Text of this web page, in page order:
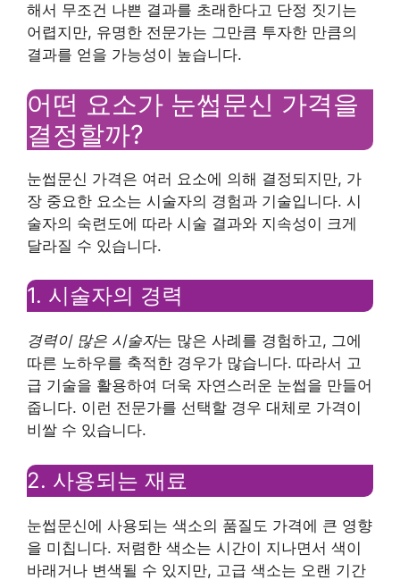
해서 무조건 나쁜 결과를 초래한다고 단정 짓기는
어렵지만, 유명한 전문가는 그만큼 투자한 만큼의
결과를 얻을 가능성이 높습니다.
어떤 요소가 눈썹문신 가격을
결정할까?
눈썹문신 가격은 여러 요소에 의해 결정되지만, 가
장 중요한 요소는 시술자의 경험과 기술입니다. 시
술자의 숙련도에 따라 시술 결과와 지속성이 크게
달라질 수 있습니다.
1. 시술자의 경력
경력이 많은 시술자는 많은 사례를 경험하고, 그에
따른 노하우를 축적한 경우가 많습니다. 따라서 고
급 기술을 활용하여 더욱 자연스러운 눈썹을 만들어
줍니다. 이런 전문가를 선택할 경우 대체로 가격이
비쌀 수 있습니다.
2. 사용되는 재료
눈썹문신에 사용되는 색소의 품질도 가격에 큰 영향
을 미칩니다. 저렴한 색소는 시간이 지나면서 색이
바래거나 변색될 수 있지만, 고급 색소는 오랜 기간